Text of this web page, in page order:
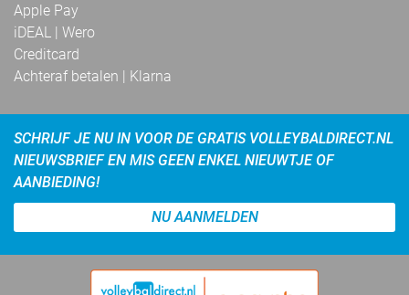
Apple Pay
iDEAL | Wero
Creditcard
Achteraf betalen | Klarna
SCHRIJF JE NU IN VOOR DE GRATIS VOLLEYBALDIRECT.NL
NIEUWSBRIEF EN MIS GEEN ENKEL NIEUWTJE OF
AANBIEDING!
NU AANMELDEN